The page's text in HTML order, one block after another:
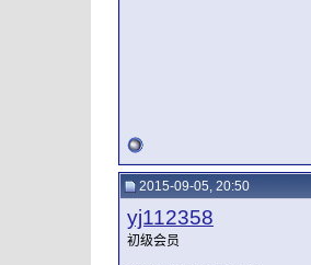
2015-09-05, 20:50
yj112358
初级会员